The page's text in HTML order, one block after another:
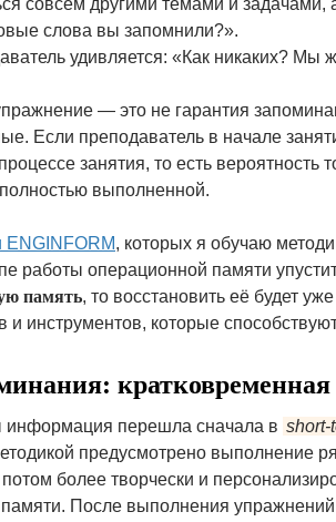
совсем другими темами и задачами,
слова вы запомнили?».
удивляется: «Как никаких?
— это не гарантия
Если преподаватель в начале
занятия, то есть вероятность
полностью выполненной.
ENGINFORM, которых я обучаю
работы операционной памяти
память, то восстановить её будет
и инструментов, которые
информация перешла сначала в short-
предусмотрено выполнение
более творчески и
После выполнения